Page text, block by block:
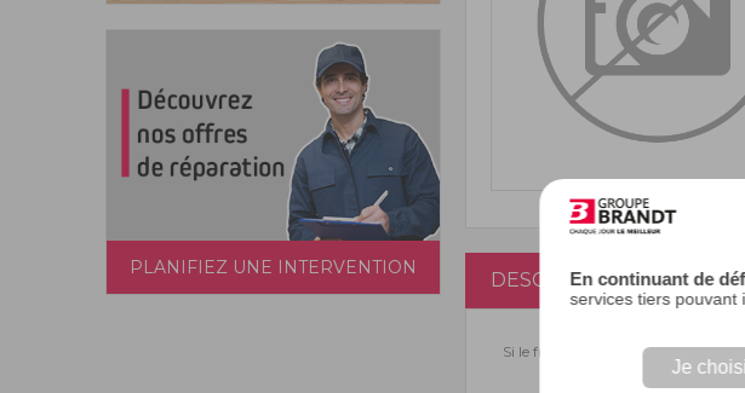
En continuant de
services tiers pouvant
Je
PLANIFIEZ UNE INTERVENTION
DESCRIPTION
Si le fronton four de votre